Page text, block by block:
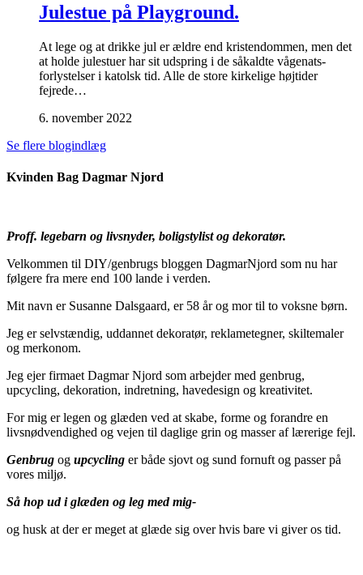
Julestue på Playground.
At lege og at drikke jul er ældre end kristendommen, men det
at holde julestuer har sit udspring i de såkaldte vågenats-
forlystelser i katolsk tid. Alle de store kirkelige højtider
fejrede…
6. november 2022
Se flere blogindlæg
Kvinden Bag Dagmar Njord
Proff. legebarn og livsnyder, boligstylist og dekoratør.
Velkommen til DIY/genbrugs bloggen DagmarNjord som nu har
følgere fra mere end 100 lande i verden.
Mit navn er Susanne Dalsgaard, er 58 år og mor til to voksne børn.
Jeg er selvstændig, uddannet dekoratør, reklametegner, skiltemaler
og merkonom.
Jeg ejer firmaet Dagmar Njord som arbejder med genbrug,
upcycling, dekoration, indretning, havedesign og kreativitet.
For mig er legen og glæden ved at skabe, forme og forandre en
livsnødvendighed og vejen til daglige grin og masser af lærerige fejl.
Genbrug og upcycling er både sjovt og sund fornuft og passer på
vores miljø.
Så hop ud i glæden og leg med mig-
og husk at der er meget at glæde sig over hvis bare vi giver os tid.